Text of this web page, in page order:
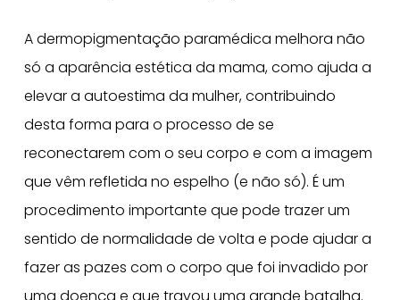
A dermopigmentação paramédica melhora não
só a aparência estética da mama, como ajuda a
elevar a autoestima da mulher, contribuindo
desta forma para o processo de se
reconectarem com o seu corpo e com a imagem
que vêm refletida no espelho (e não só). É um
procedimento importante que pode trazer um
sentido de normalidade de volta e pode ajudar a
fazer as pazes com o corpo que foi invadido por
uma doença e que travou uma grande batalha.